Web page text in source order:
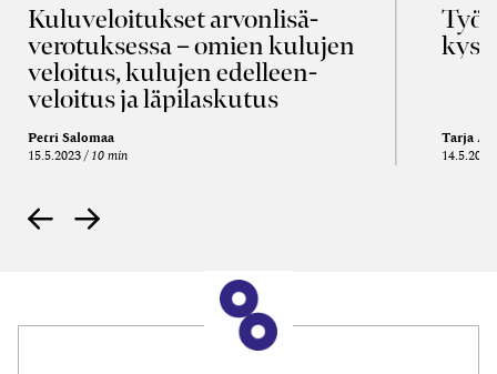
Kulu­veloitukset arvon­lisä­
verotuksessa – omien kulujen
veloitus, kulujen edelleen­
veloitus ja läpi­laskutus
Petri Salomaa
15.5.2023 10 min
Tarja
14.5.2021